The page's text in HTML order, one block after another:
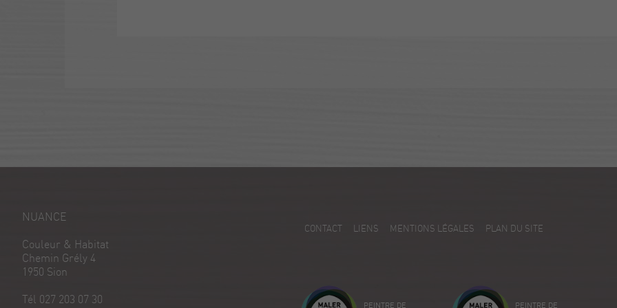
CONTACT LIENS MENTIONS LÉGALES PLAN DU SITE
PEINTRE DE PEINTRE DE
NUANCE
Couleur & Habitat
Chemin Grély 4
1950 Sion
Tél 027 203 07 30